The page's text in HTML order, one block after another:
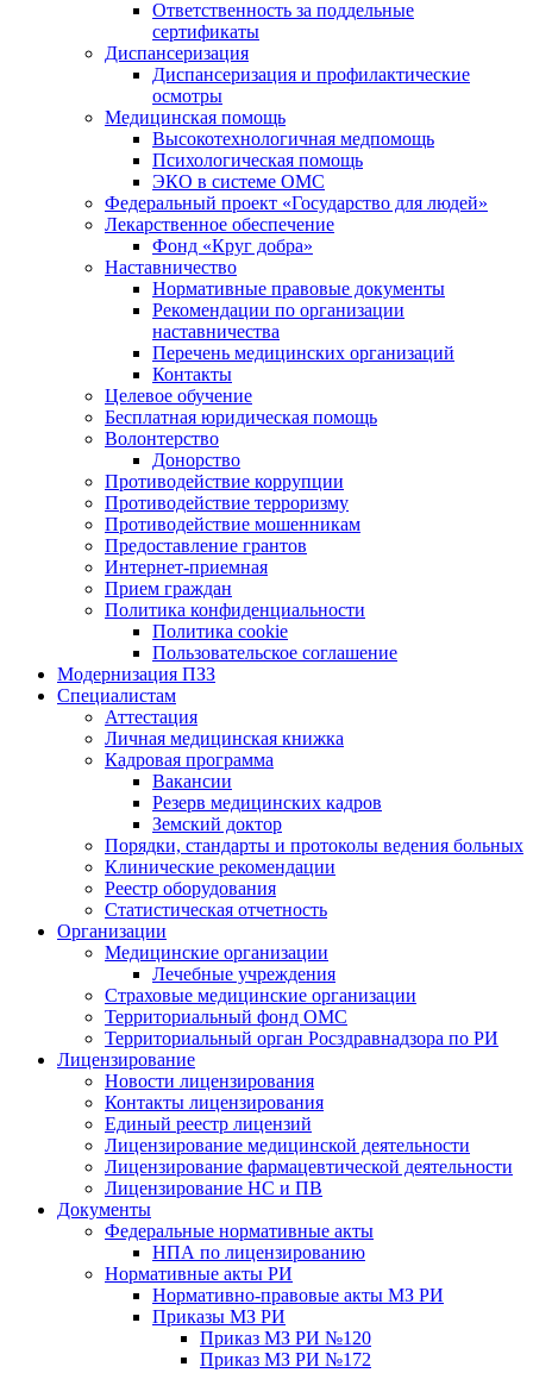
Ответственность за поддельные
сертификаты
Диспансеризация
Диспансеризация и профилактические
осмотры
Медицинская помощь
Высокотехнологичная медпомощь
Психологическая помощь
ЭКО в системе ОМС
Федеральный проект «Государство для людей»
Лекарственное обеспечение
Фонд «Круг добра»
Наставничество
Нормативные правовые документы
Рекомендации по организации
наставничества
Перечень медицинских организаций
Контакты
Целевое обучение
Бесплатная юридическая помощь
Волонтерство
Донорство
Противодействие коррупции
Противодействие терроризму
Противодействие мошенникам
Предоставление грантов
Интернет-приемная
Прием граждан
Политика конфиденциальности
Политика cookie
Пользовательское соглашение
Модернизация ПЗЗ
Специалистам
Аттестация
Личная медицинская книжка
Кадровая программа
Вакансии
Резерв медицинских кадров
Земский доктор
Порядки, стандарты и протоколы ведения больных
Клинические рекомендации
Реестр оборудования
Статистическая отчетность
Организации
Медицинские организации
Лечебные учреждения
Страховые медицинские организации
Территориальный фонд ОМС
Территориальный орган Росздравнадзора по РИ
Лицензирование
Новости лицензирования
Контакты лицензирования
Единый реестр лицензий
Лицензирование медицинской деятельности
Лицензирование фармацевтической деятельности
Лицензирование НС и ПВ
Документы
Федеральные нормативные акты
НПА по лицензированию
Нормативные акты РИ
Нормативно-правовые акты МЗ РИ
Приказы МЗ РИ
Приказ МЗ РИ №120
Приказ МЗ РИ №172